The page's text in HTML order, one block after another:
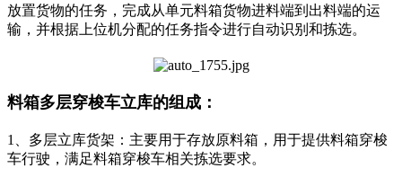
放置货物的任务，完成从单元料箱货物进料端到出料端的运
输，并根据上位机分配的任务指令进行自动识别和拣选。
料箱多层穿梭车立库的组成：
1、多层立库货架：主要用于存放原料箱，用于提供料箱穿梭
车行驶，满足料箱穿梭车相关拣选要求。